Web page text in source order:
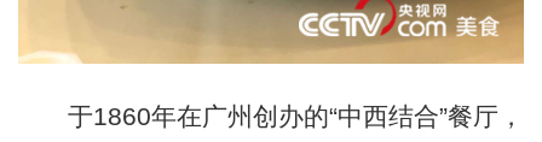
于1860年在广州创办的“中西结合”餐厅，